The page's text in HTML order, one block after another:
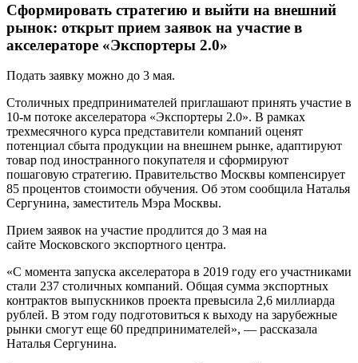
Сформировать стратегию и выйти на внешний
рынок: открыт прием заявок на участие в
акселераторе «Экспортеры 2.0»
Подать заявку можно до 3 мая.
Столичных предпринимателей приглашают принять участие в
10-м потоке акселератора «Экспортеры 2.0». В рамках
трехмесячного курса представители компаний оценят
потенциал сбыта продукции на внешнем рынке, адаптируют
товар под иностранного покупателя и сформируют
пошаговую стратегию. Правительство Москвы компенсирует
85 процентов стоимости обучения. Об этом сообщила Наталья
Сергунина, заместитель Мэра Москвы.
Прием заявок на участие продлится до 3 мая на
сайте Московского экспортного центра.
«С момента запуска акселератора в 2019 году его участниками
стали 237 столичных компаний. Общая сумма экспортных
контрактов выпускников проекта превысила 2,6 миллиарда
рублей. В этом году подготовиться к выходу на зарубежные
рынки смогут еще 60 предпринимателей», — рассказала
Наталья Сергунина.